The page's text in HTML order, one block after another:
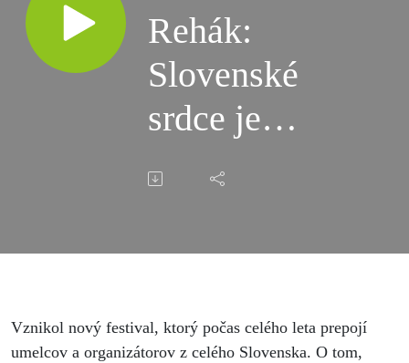
Rehák:
Slovenské
srdce je
odpoveď
je umenie
Vznikol nový festival, ktorý počas celého leta prepojí
umelcov a organizátorov z celého Slovenska. O tom,